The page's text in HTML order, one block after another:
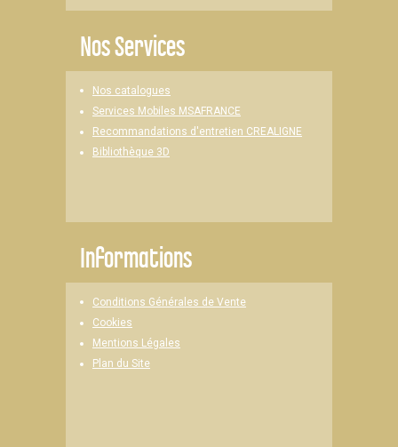
Nos Services
Nos catalogues
Services Mobiles MSAFRANCE
Recommandations d'entretien CREALIGNE
Bibliothèque 3D
Informations
Conditions Générales de Vente
Cookies
Mentions Légales
Plan du Site